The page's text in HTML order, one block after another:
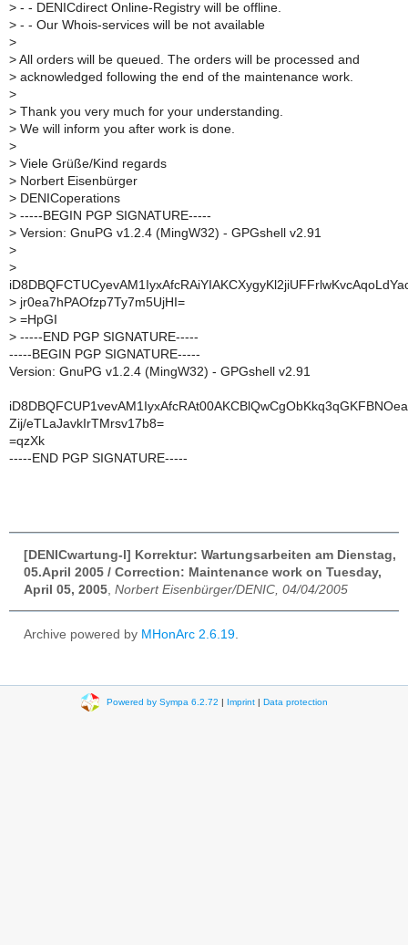
> - - DENICdirect Online-Registry will be offline.
> - - Our Whois-services will be not available
>
> All orders will be queued. The orders will be processed and
> acknowledged following the end of the maintenance work.
>
> Thank you very much for your understanding.
> We will inform you after work is done.
>
> Viele Grüße/Kind regards
> Norbert Eisenbürger
> DENICoperations
> -----BEGIN PGP SIGNATURE-----
> Version: GnuPG v1.2.4 (MingW32) - GPGshell v2.91
>
>
> jr0ea7hPAOfzp7Ty7m5UjHI=
> =HpGI
> -----END PGP SIGNATURE-----
-----BEGIN PGP SIGNATURE-----
Version: GnuPG v1.2.4 (MingW32) - GPGshell v2.91
Zij/eTLaJavkIrTMrsv17b8=
=qzXk
-----END PGP SIGNATURE-----
[DENICwartung-l] Korrektur: Wartungsarbeiten am Dienstag,
05.April 2005 / Correction: Maintenance work on Tuesday,
April 05, 2005 Norbert Eisenbürger/DENIC, 04/04/2005
Archive powered by MHonArc 2.6.19
Powered by Sympa 6.2.72 | Imprint| Data protection